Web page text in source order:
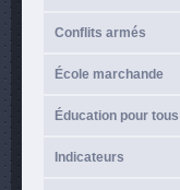
Conflits armés
École marchande
Éducation pour tous
Indicateurs